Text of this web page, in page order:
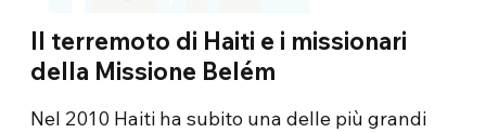
Il terremoto di Haiti e i missionari
della Missione Belém
Nel 2010 Haiti ha subito una delle più grandi